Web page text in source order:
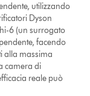
utilizzando
Dyson
6 (un surrogato
facendo
alla massima
camera di
reale può